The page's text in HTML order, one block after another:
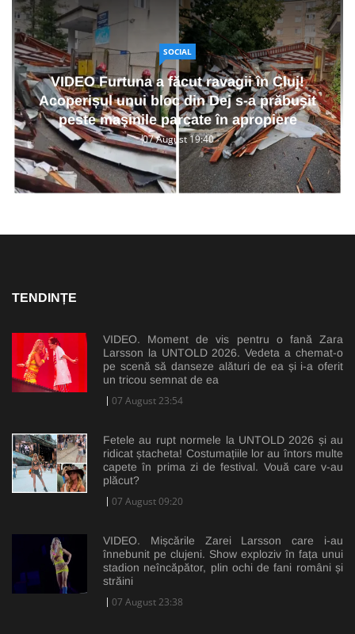
SOCIAL
VIDEO Furtuna a făcut ravagii în Cluj!
Acoperișul unui bloc din Dej s-a prăbușit
peste mașinile parcate în apropiere
07 August 19:40
TENDINȚE
VIDEO. Moment de vis pentru o fană Zara
Larsson la UNTOLD 2026. Vedeta a chemat-o
pe scenă să danseze alături de ea și i-a oferit
un tricou semnat de ea
07 August 23:54
Fetele au rupt normele la UNTOLD 2026 și au
ridicat ștacheta! Costumațiile lor au întors multe
capete în prima zi de festival. Vouă care v-au
plăcut?
07 August 09:20
VIDEO. Mișcările Zarei Larsson care i-au
înnebunit pe clujeni. Show exploziv în fața unui
stadion neîncăpător, plin ochi de fani români și
străini
07 August 23:38